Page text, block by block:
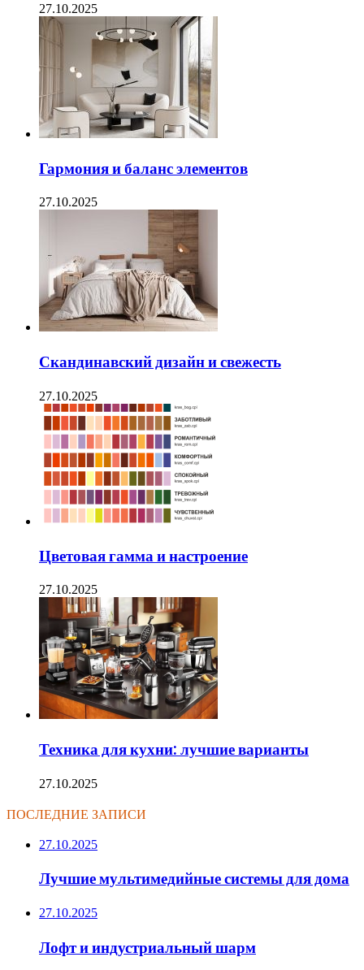
27.10.2025
Гармония и баланс элементов
27.10.2025
Скандинавский дизайн и свежесть
27.10.2025
Цветовая гамма и настроение
27.10.2025
Техника для кухни: лучшие варианты
27.10.2025
ПОСЛЕДНИЕ ЗАПИСИ
27.10.2025
Лучшие мультимедийные системы для дома
27.10.2025
Лофт и индустриальный шарм